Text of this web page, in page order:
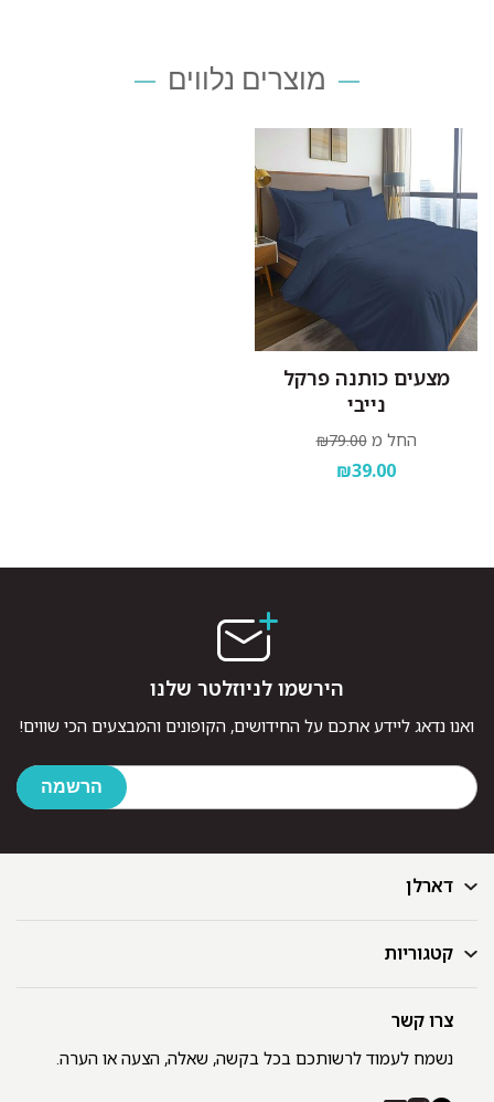
מוצרים נלווים
מצעים כותנה פרקל
נייבי
החל מ ₪79.00
₪39.00
דארלן
דף הבית
GIFT CARD
רשימת חנויות
קטגוריות
מצעים
מגבות
צרו קשר
נשמח לעמוד לרשותכם בכל בקשה, שאלה, הצעה או הערה.
הירשמו לניוזלטר שלנו
ואנו נדאג ליידע אתכם על החידושים, הקופונים והמבצעים הכי שווים!